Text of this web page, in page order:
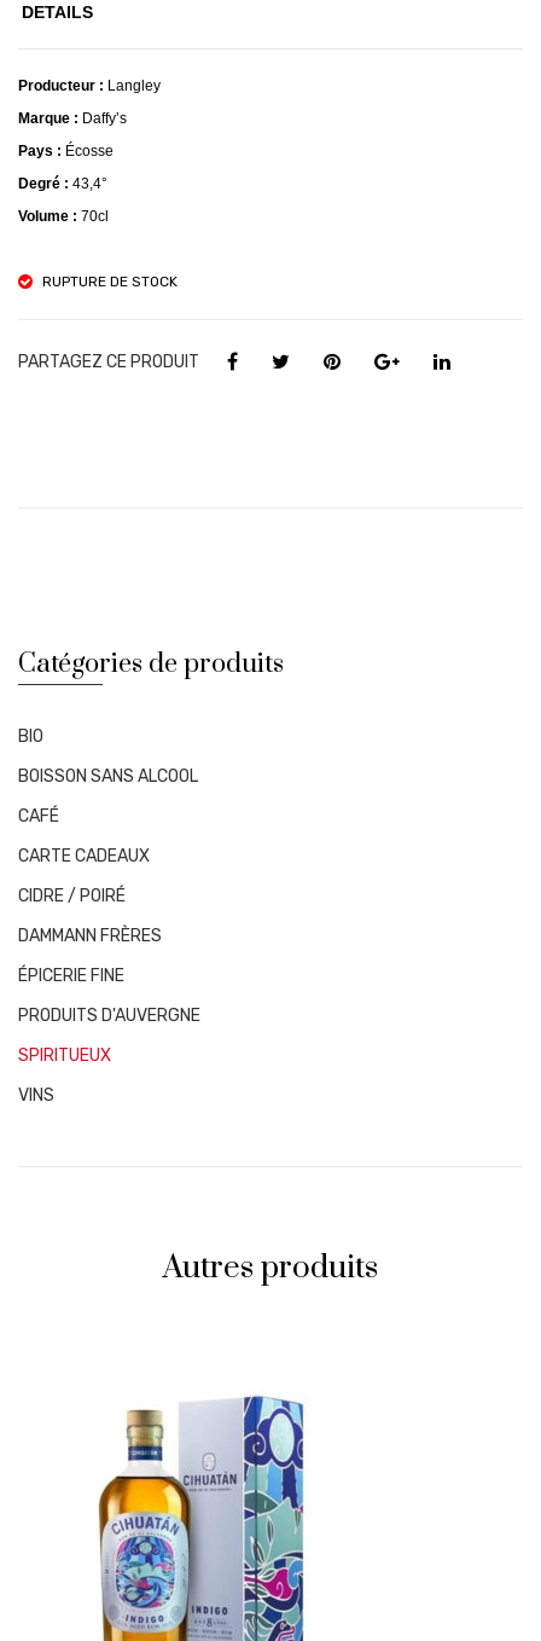
DETAILS
Producteur : Langley
Marque : Daffy’s
Pays : Écosse
Degré : 43,4°
Volume : 70cl
RUPTURE DE STOCK
PARTAGEZ CE PRODUIT
Catégories de produits
BIO
BOISSON SANS ALCOOL
CAFÉ
CARTE CADEAUX
CIDRE / POIRÉ
DAMMANN FRÈRES
ÉPICERIE FINE
PRODUITS D'AUVERGNE
SPIRITUEUX
VINS
Autres produits